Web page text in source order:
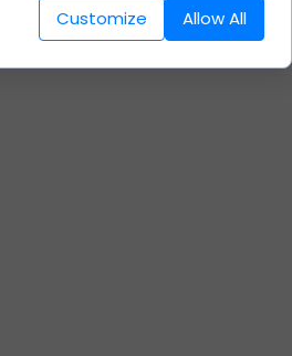
Customize Allow All